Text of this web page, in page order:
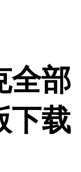
全部
下载